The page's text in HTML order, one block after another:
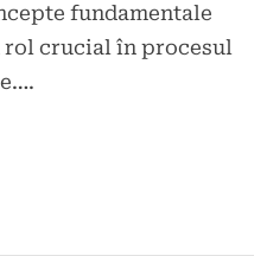
fundamentale
rol crucial în procesul